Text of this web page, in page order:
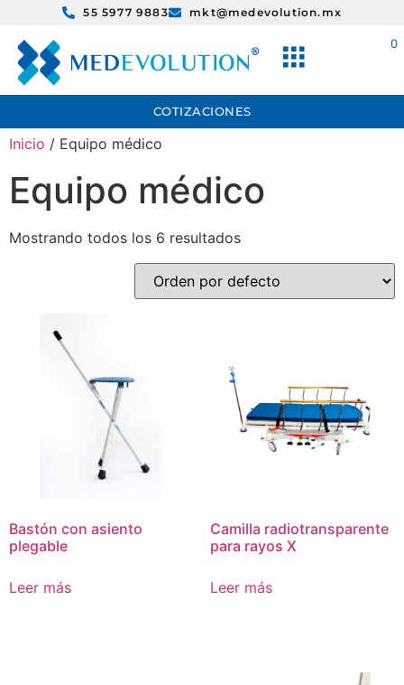
55 5977 9883 mkt@medevolution.mx
0
COTIZACIONES
Inicio / Equipo médico
Equipo médico
Mostrando todos los 6 resultados
Bastón con asiento
plegable
Leer más
Camilla radiotransparente
para rayos X
Leer más